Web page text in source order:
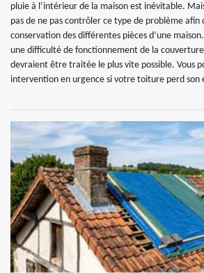
pluie à l’intérieur de la maison est inévitable.
pas de ne pas contrôler ce type de problème
conservation des différentes pièces d’une
une difficulté de fonctionnement de la
devraient être traitée le plus vite possible. Vous
intervention en urgence si votre toiture perd son